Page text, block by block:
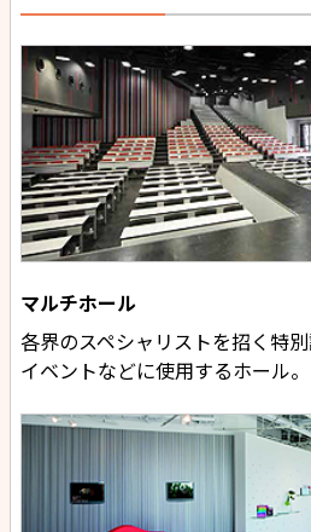
マルチホール
各界のスペシャリストを招く特
イベントなどに使用するホール。